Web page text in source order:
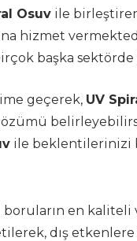
Osuv ile
hizmet
başka
geçerek, UV
ile beklentilerinizi
boruların en
dış